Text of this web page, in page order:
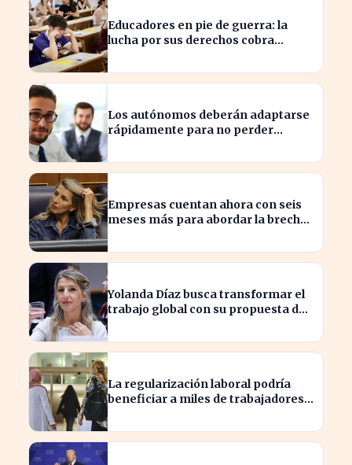
Educadores en pie de guerra: la
lucha por sus derechos cobra
Los autónomos deberán adaptarse
rápidamente para no perder
Empresas cuentan ahora con seis
meses más para abordar la brecha
confidencialidad
Yolanda Díaz busca transformar el
trabajo global con su propuesta de
La regularización laboral podría
beneficiar a miles de trabajadores